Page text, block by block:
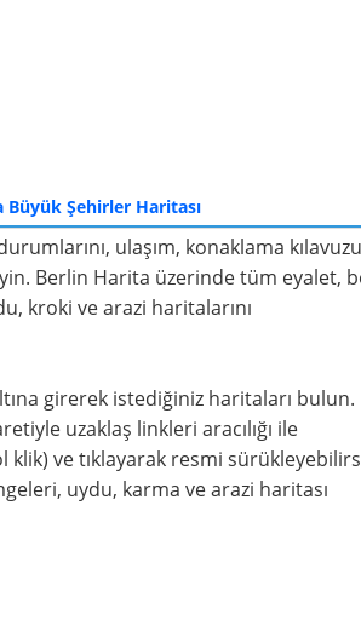
Büyük Şehirler Haritası
ulaşım, konaklama
Berlin Harita üzerinde tüm eyalet,
kroki ve arazi haritalarını
girerek istediğiniz haritaları bulun.
uzaklaş linkleri aracılığı ile
ve tıklayarak resmi
uydu, karma ve arazi haritası